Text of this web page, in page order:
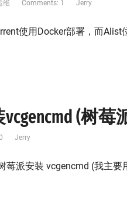
维 Comments: 1 Jerry
使用Docker部署，而
(树莓
Jerry
莓派安装 vcgencmd (我主